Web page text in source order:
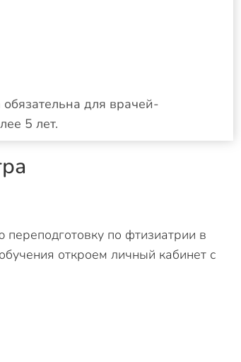
для врачей-
5 лет.
по фтизиатрии в
откроем личный кабинет с